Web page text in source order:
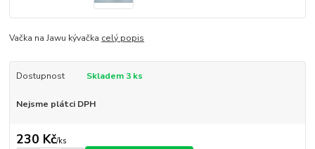
Vačka na Jawu kývačka celý popis
Dostupnost Skladem 3 ks
Nejsme plátci DPH
230 Kč/ks